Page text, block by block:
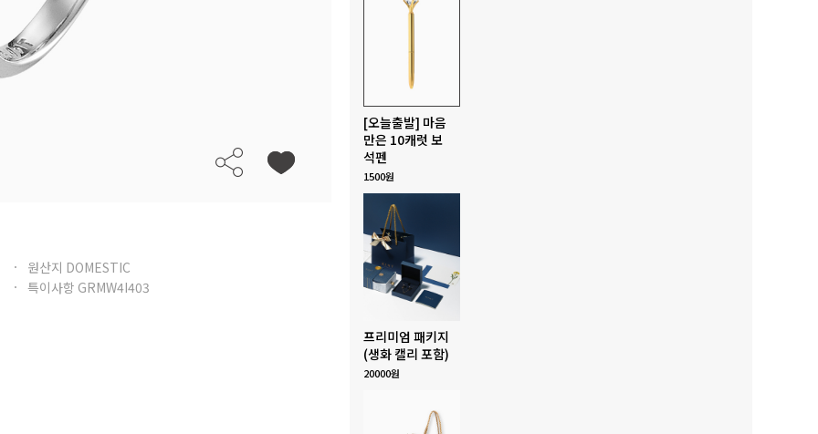
원산지 DOMESTIC
특이사항 GRMW4I403
[오늘출발] 마음
만은 10캐럿 보
석펜
1500원
프리미엄 패키지
(생화 캘리 포함)
20000원